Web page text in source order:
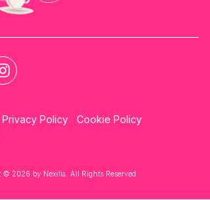
Privacy Policy
Cookie Policy
© 2026 by Nexilia. All Rights Reserved